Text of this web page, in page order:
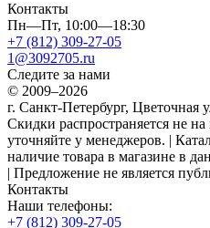
Контакты
Пн—Пт, 10:00—18:30
+7 (812) 309-27-05
1@3092705.ru
Следите за нами
© 2009–2026
г. Санкт-Петербург, Цветочная
Скидки распространяется не
уточняйте у менеджеров. |
наличие товара в магазине в
| Предложение не является
Контакты
Наши телефоны:
+7 (812) 309-27-05